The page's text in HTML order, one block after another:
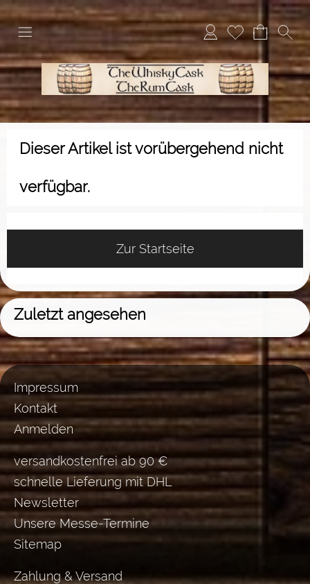
Dieser Artikel ist vorübergehend nicht
verfügbar.
Zur Startseite
Zuletzt angesehen
Impressum
Kontakt
Anmelden
versandkostenfrei ab 90 €
schnelle Lieferung mit DHL
Newsletter
Unsere Messe-Termine
Sitemap
Zahlung & Versand